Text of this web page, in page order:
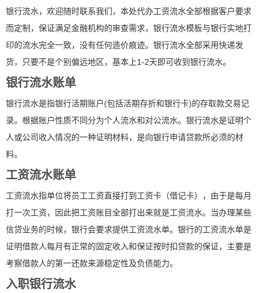
银行流水，欢迎随时联系我们，本处代办工资流水全部根据客户要求
而定制，保证满足金融机构的审查需求，银行流水模板与银行实地打
印的流水完全一致，没有任何造价痕迹。银行流水全部采用快递发
货，只要不是个别偏远地区，基本上1-2天即可收到银行流水。
银行流水账单
银行流水是指银行活期账户(包括活期存折和银行卡)的存取款交易记
录。根据账户性质不同分为个人流水和对公流水。银行流水是证明个
人或公司收入情况的一种证明材料，是向银行申请贷款所必须的材
料。
工资流水账单
工资流水指单位将员工工资直接打到工资卡（借记卡），由于是每月
打一次工资，因此把工资账目全部打出来就是工资流水。当办理某些
信贷业务的时候，银行会要求提供工资流水单。银行的工资流水单是
证明借款人每月有正常的固定收入和保证按时扣贷款的保证，主要是
考察借款人的第一还款来源稳定性及负债能力。
入职银行流水